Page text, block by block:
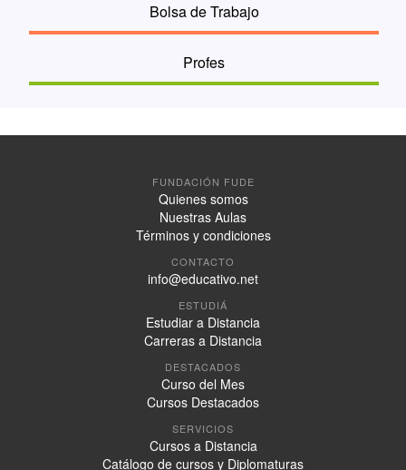
Bolsa de Trabajo
Profes
FUNDACIÓN FUDE
Quienes somos
Nuestras Aulas
Términos y condiciones
CONTACTO
info@educativo.net
ESTUDIÁ
Estudiar a Distancia
Carreras a Distancia
DESTACADOS
Curso del Mes
Cursos Destacados
SERVICIOS
Cursos a Distancia
Catálogo de cursos y Diplomaturas